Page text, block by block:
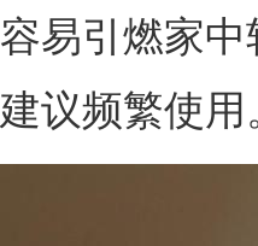
容易引燃家
建议频繁使用